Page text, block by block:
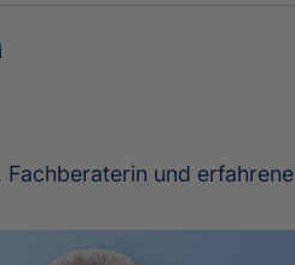
Fachberaterin und